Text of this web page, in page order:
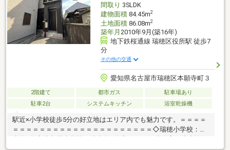
間取り 3SLDK
建物面積84.45m2
土地面積86.08m2
築年月 2010年9月(築16年)
地下鉄桜通線 瑞穂区役所駅 徒歩7
分
その他の交通
愛知県名古屋市瑞穂区本願寺町３
2階建て 都市ガス
駐車場あり
駐車2台
システムキッチン 浴室乾燥機
駅近×小学校徒歩5分の好立地はエリア内でも魅力です。＝＝＝＝
＝＝＝＝＝＝＝＝＝＝＝＝＝＝＝＝＝＝＝＝＝◇瑞穂小学校：徒